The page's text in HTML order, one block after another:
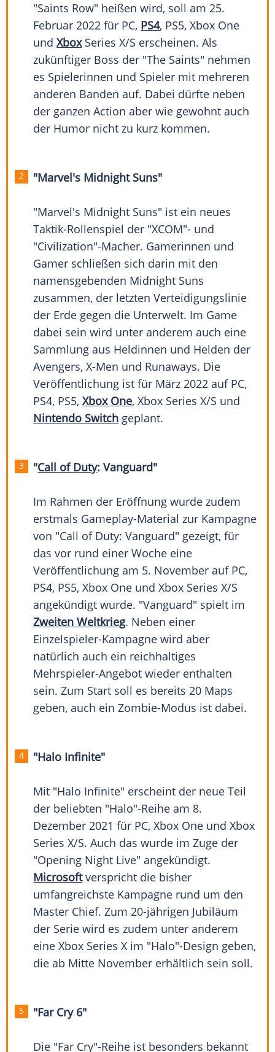
"Saints Row" heißen wird, soll am 25.
Februar 2022 für PC, PS4, PS5,Xbox One
undXboxSeries X/S erscheinen. Als
zukünftiger Boss der "The Saints" nehmen
es Spielerinnen und Spieler mit mehreren
anderen Banden auf. Dabei dürfte neben
der ganzen Action aber wie gewohnt auch
der Humor nicht zu kurz kommen.
"Marvel's Midnight Suns"
"Marvel's Midnight Suns" ist ein neues
Taktik-Rollenspiel der "XCOM"- und
"Civilization"-Macher. Gamerinnen und
Gamer schließen sich darin mit den
namensgebenden Midnight Suns
zusammen, der letzten Verteidigungslinie
der Erde gegen die Unterwelt. Im Game
dabei sein wird unter anderem auch eine
Sammlung aus Heldinnen und Helden der
Avengers, X-Men und Runaways. Die
Veröffentlichung ist für März 2022 auf PC,
PS4, PS5,Xbox One,Xbox Series X/S und
Nintendo Switch geplant.
"Call of Duty: Vanguard"
Im Rahmen der Eröffnung wurde zudem
erstmals Gameplay-Material zur Kampagne
von "Call of Duty: Vanguard" gezeigt, für
das vor rund einer Woche eine
Veröffentlichung am 5. November auf PC,
PS4, PS5,Xbox One undXbox Series X/S
angekündigt wurde. "Vanguard" spielt im
Zweiten Weltkrieg. Neben einer
Einzelspieler-Kampagne wird aber
natürlich auch ein reichhaltiges
Mehrspieler-Angebot wieder enthalten
sein. Zum Start soll es bereits 20 Maps
geben, auch ein Zombie-Modus ist dabei.
"Halo Infinite"
Mit "Halo Infinite" erscheint der neue Teil
der beliebten "Halo"-Reihe am 8.
Dezember 2021 für PC,Xbox One undXbox
Series X/S. Auch das wurde im Zuge der
"Opening Night Live" angekündigt.
Microsoftverspricht die bisher
umfangreichste Kampagne rund um den
Master Chief. Zum 20-jährigen Jubiläum
der Serie wird es zudem unter anderem
eineXbox Series X im "Halo"-Design geben,
die ab Mitte November erhältlich sein soll.
"Far Cry 6"
Die "Far Cry"-Reihe ist besonders bekannt